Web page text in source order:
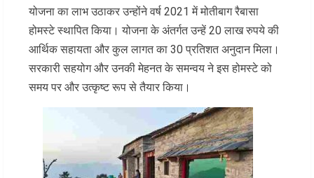
योजना का लाभ उठाकर उन्होंने वर्ष 2021 में मोतीबाग रैबासा
होमस्टे स्थापित किया। योजना के अंतर्गत उन्हें 20 लाख रुपये की
आर्थिक सहायता और कुल लागत का 30 प्रतिशत अनुदान मिला।
सरकारी सहयोग और उनकी मेहनत के समन्वय ने इस होमस्टे को
समय पर और उत्कृष्ट रूप से तैयार किया।